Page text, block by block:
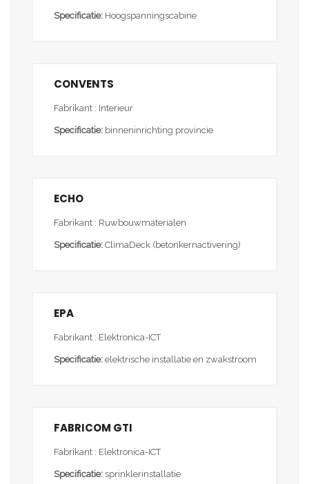
Specificatie: Hoogspanningscabine
CONVENTS
Fabrikant : Interieur
Specificatie: binneninrichting provincie
ECHO
Fabrikant : Ruwbouwmaterialen
Specificatie: ClimaDeck (betonkernactivering)
EPA
Fabrikant : Elektronica-ICT
Specificatie: elektrische installatie en zwakstroom
FABRICOM GTI
Fabrikant : Elektronica-ICT
Specificatie: sprinklerinstallatie